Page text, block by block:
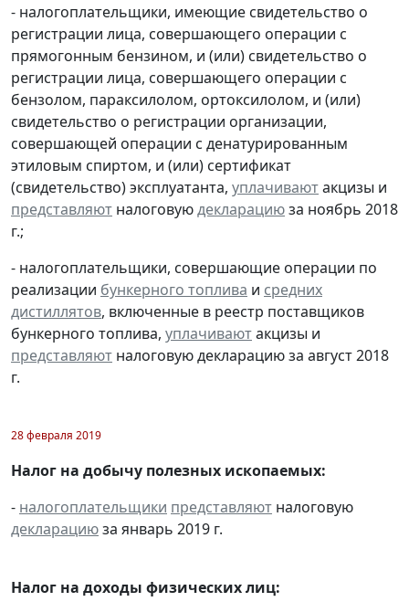
- налогоплательщики, имеющие свидетельство о
регистрации лица, совершающего операции с
прямогонным бензином, и (или) свидетельство о
регистрации лица, совершающего операции с
бензолом, параксилолом, ортоксилолом, и (или)
свидетельство о регистрации организации,
совершающей операции с денатурированным
этиловым спиртом, и (или) сертификат
(свидетельство) эксплуатанта, уплачиваютакцизы и
представляют налоговуюдекларациюза ноябрь 2018
г.;
- налогоплательщики, совершающие операции по
реализации бункерного топлива и средних
дистиллятов, включенные в реестр поставщиков
бункерного топлива, уплачиваютакцизы и
представляют налоговую декларацию за август 2018
г.
28 февраля 2019
Налог на добычу полезных ископаемых:
- налогоплательщики представляют налоговую
декларациюза январь 2019 г.
Налог на доходы физических лиц: